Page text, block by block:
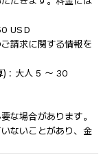
USD
請求に関する情報を
) : 大人 5 ～ 30
な場合があります。
ないことがあり、金